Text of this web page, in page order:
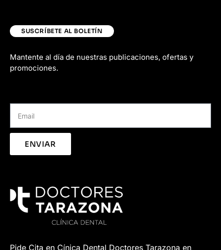
SUSCRÍBETE AL BOLETÍN
Mantente al día de nuestras publicaciones, ofertas y
promociones.
ENVIAR
Pide Cita en Cínica Dental Doctores Tarazona en